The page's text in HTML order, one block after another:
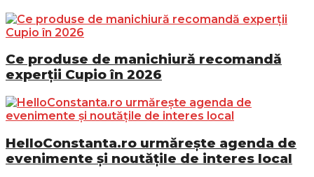
Ce produse de manichiură recomandă
experții Cupio în 2026
HelloConstanta.ro urmărește agenda de
evenimente și noutățile de interes local